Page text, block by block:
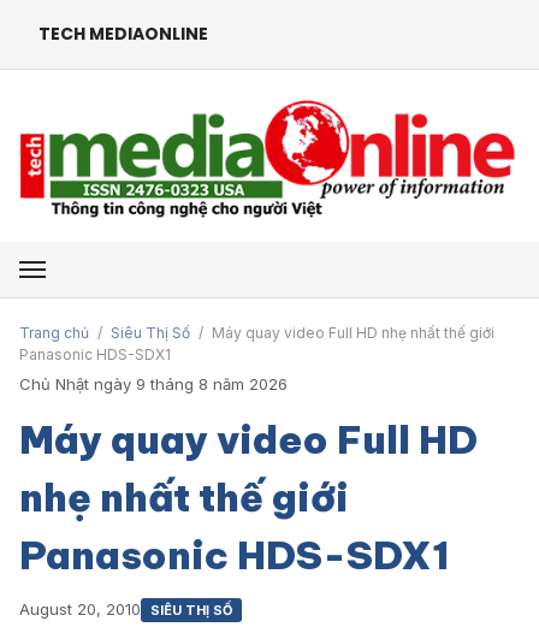
TECH MEDIAONLINE
Mở menu
Trang chủ / Siêu Thị Số / Máy quay video Full HD nhẹ nhất thế giới
Panasonic HDS-SDX1
Chủ Nhật ngày 9 tháng 8 năm 2026
Máy quay video Full HD
nhẹ nhất thế giới
Panasonic HDS-SDX1
August 20, 2010 SIÊU THỊ SỐ